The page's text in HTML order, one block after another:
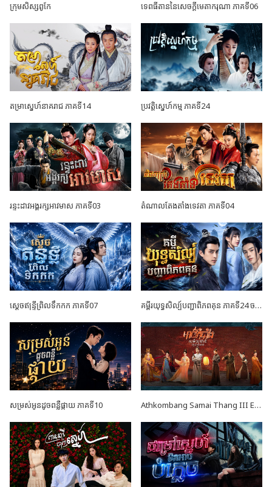
ក្រុមសិស្សពូកែ ទេពធីតាននៃសេចក្តីមេតាករុណា ភាគទី06
តម្រាស្នេហ៍នាគរាជ ភាគទី14 ប្រវត្តិស្នេហ៍កម្ម ភាគទី24
រន្ទះដាវអង្គរក្សអាវមាស ភាគទី03 តំណាលតែងតាំងទេវតា ភាគទី04
ស្តេចឥន្ទ្រីព្រិលទឹកកក ភាគទី07 គម្ពីរយុទ្ធសិល្ប៍បញ្ជាពិភពគុន ភាគទី24 ចប់ដោយបរិបូណ៍
សម្រស់អូនដូចពន្លឺផ្កាយ ភាគទី10 Athkombang Samai Thang III EP17